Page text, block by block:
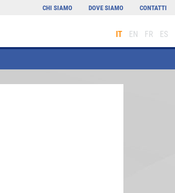
IT EN FR ES
CHI SIAMO DOVE SIAMO CONTATTI